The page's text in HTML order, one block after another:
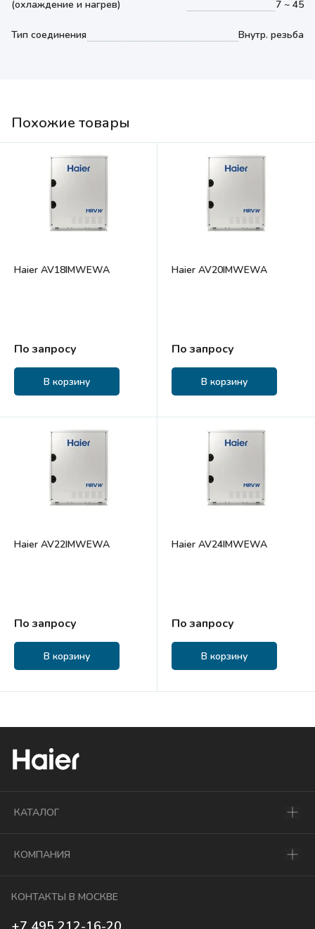
(охлаждение и нагрев)
7 ~ 45
Тип соединения Внутр. резьба
Похожие товары
Haier AV18IMWEWA
По запросу
В корзину
Haier AV20IMWEWA
По запросу
В корзину
Haier AV22IMWEWA
По запросу
В корзину
Haier AV24IMWEWA
По запросу
В корзину
КАТАЛОГ
КОМПАНИЯ
КОНТАКТЫ В МОСКВЕ